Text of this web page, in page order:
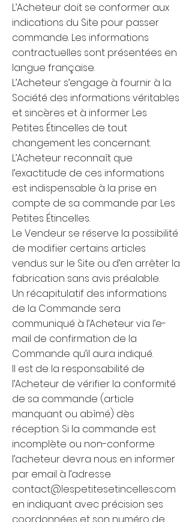
L’Acheteur doit se conformer aux
indications du Site pour passer
commande. Les informations
contractuelles sont présentées en
langue française.
L’Acheteur s’engage à fournir à la
Société des informations véritables
et sincères et à informer Les
Petites Étincelles de tout
changement les concernant.
L’Acheteur reconnaît que
l’exactitude de ces informations
est indispensable à la prise en
compte de sa commande par Les
Petites Étincelles.
Le Vendeur se réserve la possibilité
de modifier certains articles
vendus sur le Site ou d’en arrêter la
fabrication sans avis préalable. ​
Un récapitulatif des informations
de la Commande sera
communiqué à l’Acheteur via l’e-
mail de confirmation de la
Commande qu’il aura indiqué​.
Il est de la responsabilité de
l’Acheteur de vérifier la conformité
de sa commande (article
manquant ou abîmé) dès
réception. Si la commande est
incomplète ou non-conforme
l’acheteur devra nous en informer
par email à l’adresse
contact@lespetitesetincelles.com
en indiquant avec précision ses